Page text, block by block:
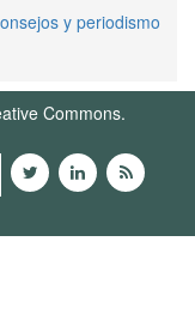
y periodismo
Commons.